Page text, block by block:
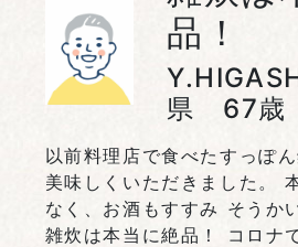
品！
県 67歳
以前料理店で食べたすっぽ
美味しくいただきました。
なく、お酒もすすみ そうか
雑炊は本当に絶品！ コロナ